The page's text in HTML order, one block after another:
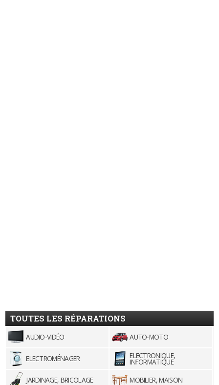
TOUTES LES RÉPARATIONS
AUDIO-VIDÉO AUTO-MOTO
ELECTROMÉNAGER ELECTRONIQUE,
INFORMATIQUE
JARDINAGE, BRICOLAGE
MOBILIER, MAISON